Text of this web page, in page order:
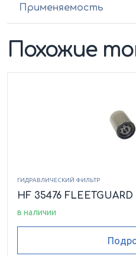
Применяемость
Похожие
ГИДРАВЛИЧЕСКИЙ ФИЛЬТР
HF 35476 FLEETGUARD
в наличии